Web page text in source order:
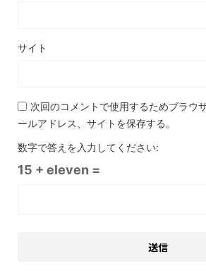
サイト
次回のコメントで使用するためブラウ
ールアドレス、サイトを保存する。
数字で答えを入力してください:
15 + eleven =